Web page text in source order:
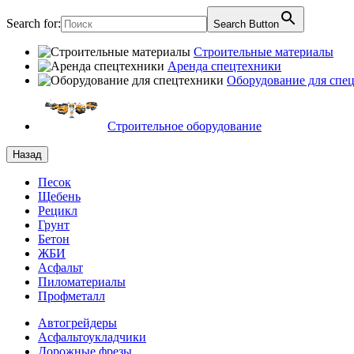
Search for: Search Button
Строительные материалы
Аренда спецтехники
Оборудование для
Строительное оборудование
Назад
Песок
Щебень
Рецикл
Грунт
Бетон
ЖБИ
Асфальт
Пиломатериалы
Профметалл
Автогрейдеры
Асфальто­укладчики
Дорожные фрезы